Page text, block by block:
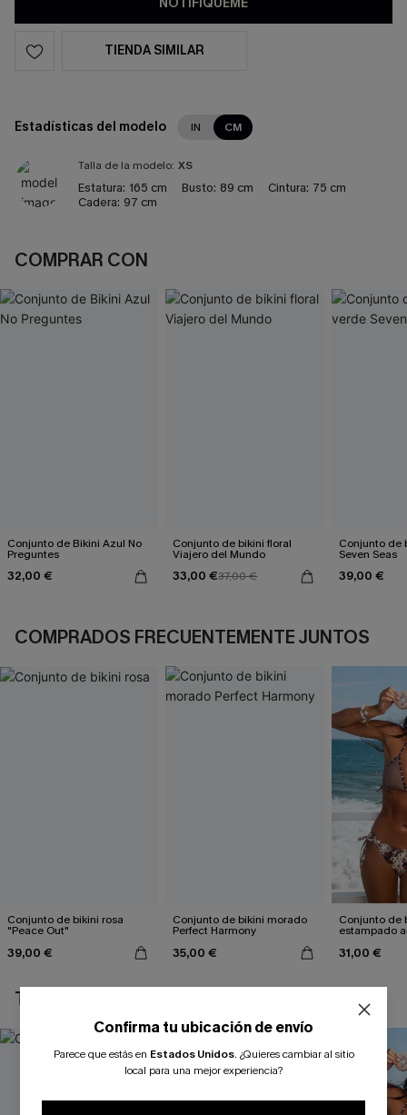
TIENDA SIMILAR
Estadísticas del modelo IN CM
Talla de la modelo: XS
Estatura: 165 cm Busto: 89 cm Cintura: 75 cm
Cadera: 97 cm
COMPRAR CON
Conjunto de Bikini Azul No
Preguntes
32,00 €
Conjunto de bikini floral
Viajero del Mundo
33,00 €37,00 €
Conjunto de
Seven Seas
39,00 €
COMPRADOS FRECUENTEMENTE JUNTOS
Conjunto de bikini rosa
"Peace Out"
39,00 €
Conjunto de bikini morado
Perfect Harmony
35,00 €
Conjunto de
estampado
31,00 €
TAMBIÉN TE PUEDE GUSTAR
Confirma tu ubicación de envío
Parece que estás en Estados Unidos. ¿Quieres cambiar al sitio
local para una mejor experiencia?